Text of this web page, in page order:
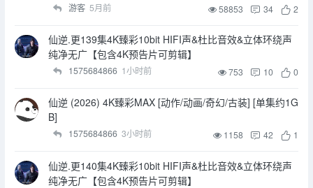
游客 5月前 58853 34 2
仙逆.更139集4K臻彩10bit HIFI声&杜比音效&立体环绕声
纯净无广【包含4K预告片可剪辑】
1575684866 1小时前 753 10 0
仙逆 (2026) 4K臻彩MAX [动作/动画/奇幻/古装] [单集约1G
B]
1575684866 3小时前 1158 42 1
仙逆.更140集4K臻彩10bit HIFI声&杜比音效&立体环绕声
纯净无广【包含4K预告片可剪辑】